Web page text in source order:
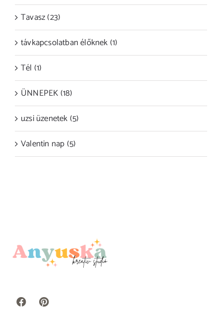
Tavasz (23)
távkapcsolatban élőknek (1)
Tél (1)
ÜNNEPEK (18)
uzsi üzenetek (5)
Valentin nap (5)